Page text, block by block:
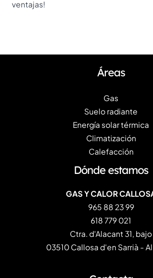
ventajas!
Áreas
Gas
Suelo radiante
Energía solar térmica
Climatización
Calefacción
Dónde estamos
GAS Y CALOR
965 88 23 99
618 779 021
Ctra. d'Alacant 31, bajo
03510 Callosa d'en Sarrià -